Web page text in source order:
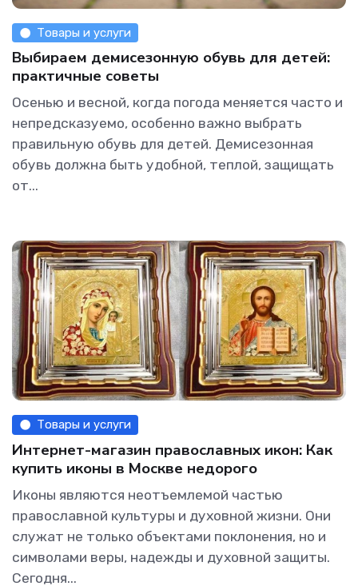
Товары и услуги
Выбираем демисезонную обувь для детей:
практичные советы
Осенью и весной, когда погода меняется часто и
непредсказуемо, особенно важно выбрать
правильную обувь для детей. Демисезонная
обувь должна быть удобной, теплой, защищать
от...
Товары и услуги
Интернет-магазин православных икон: Как
купить иконы в Москве недорого
Иконы являются неотъемлемой частью
православной культуры и духовной жизни. Они
служат не только объектами поклонения, но и
символами веры, надежды и духовной защиты.
Сегодня...